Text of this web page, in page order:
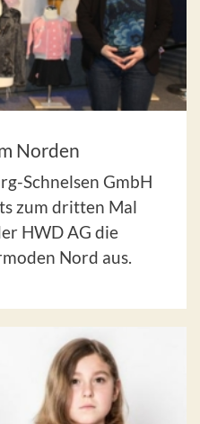
Norden
Schnelsen GmbH
zum dritten Mal
HWD AG die
Nord aus.